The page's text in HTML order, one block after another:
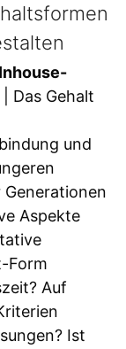
Inhouse-
| Das Gehalt
und
Aspekte
Form
Auf
Ist